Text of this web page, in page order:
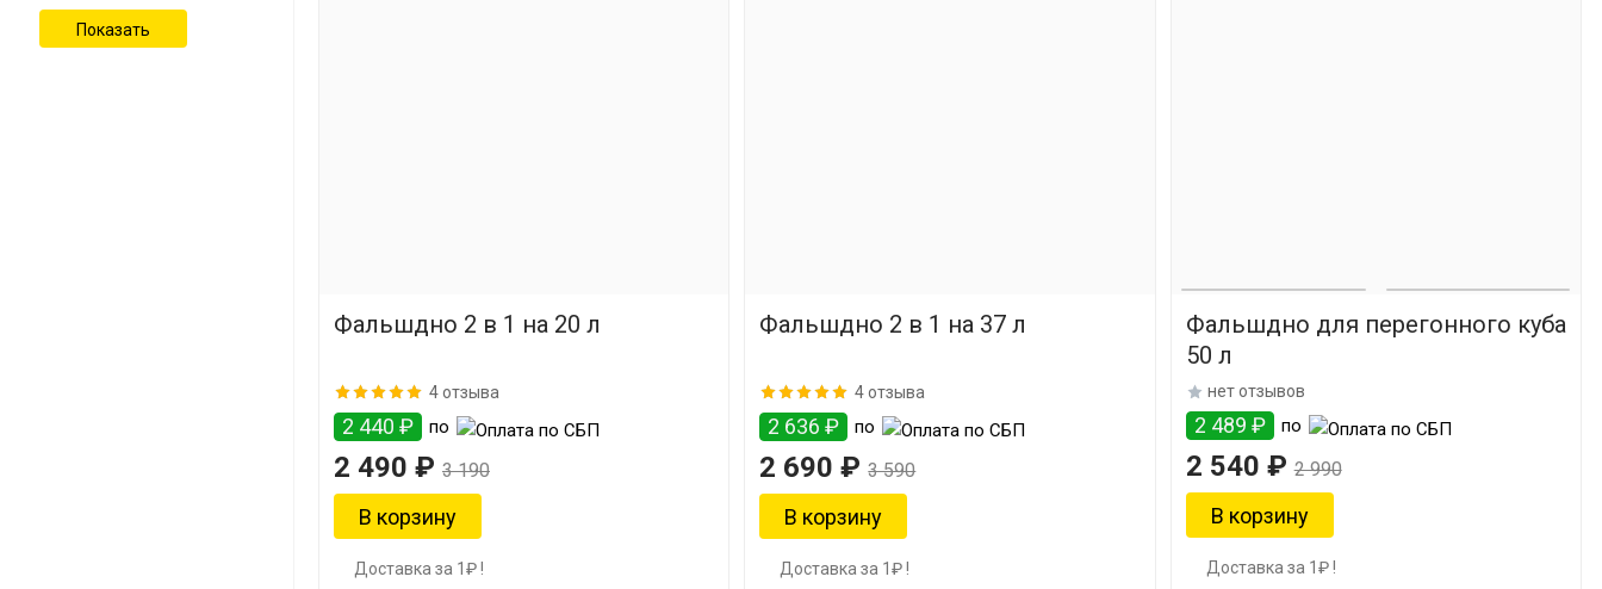
Фальшдно 2 в 1 на 20 л
4 отзыва
2 440 ₽ по
2 490 ₽ 3 190
Доставка за 1₽ !
Фальшдно 2 в 1 на 37 л
4 отзыва
2 636 ₽ по
2 690 ₽ 3 590
Доставка за 1₽ !
Фальшдно для перегонного куба
50 л
нет отзывов
2 489 ₽ по
2 540 ₽ 2 990
Доставка за 1₽ !